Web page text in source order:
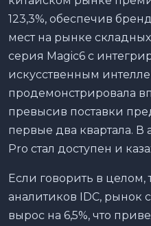
123,3%, обеспечив
мест на рынке
серия Magic6 с
искусственным
продемонстрировала
превысив поставки
первые два квартала. В
Pro стал доступен и
Если говорить в целом,
аналитиков IDC, рынок
вырос на 6,5%, что